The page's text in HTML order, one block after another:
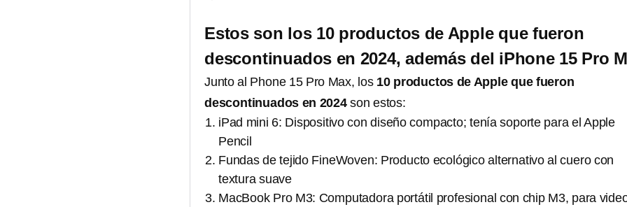
Estos son los 10 productos de Apple que fueron
descontinuados en 2024, además del iPhone 15 Pro
Junto al Phone 15 Pro Max, los 10 productos de Apple que fueron
descontinuados en 2024son estos:
iPad mini 6: Dispositivo con diseño compacto; tenía soporte para el Apple
Pencil
Fundas de tejido FineWoven: Producto ecológico alternativo al cuero con
textura suave
MacBook Pro M3: Computadora portátil profesional con chip M3, para